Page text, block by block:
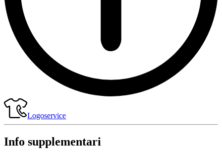
Logoservice
Info supplementari